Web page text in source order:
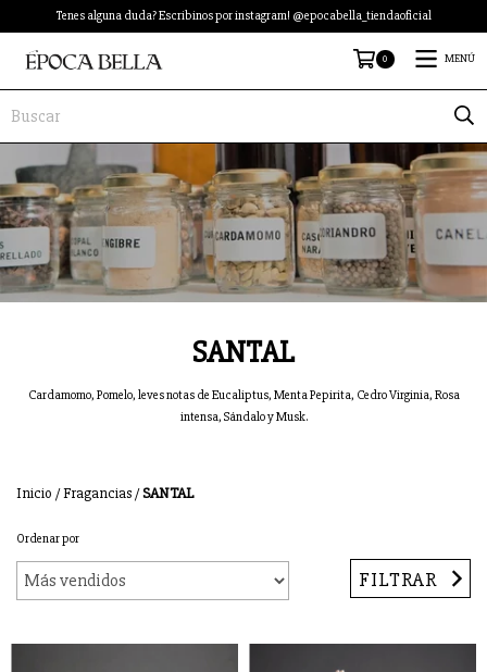
Tenes alguna duda? Escribinos por instagram! @epocabella_tiendaoficial
0 MENÚ
SANTAL
Cardamomo, Pomelo, leves notas de Eucaliptus, Menta Pepirita, Cedro Virginia, Rosa
intensa, Sándalo y Musk.
Inicio /Fragancias/SANTAL
Ordenar por
FILTRAR